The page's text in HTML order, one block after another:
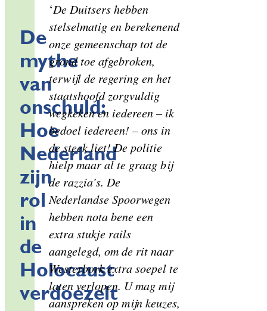
De
mythe
van
onschuld:
Hoe
Nederland
zijn
rol
in
de
Holocaust
verdoezelt
‘De Duitsers hebben
stelselmatig en berekenend
onze gemeenschap tot de
grond toe afgebroken,
terwijl de regering en het
staatshoofd zorgvuldig
wegkeken en iedereen – ik
bedoel iedereen! – ons in
de steek liet! De politie
hielp maar al te graag bij
de razzia’s. De
Nederlandse Spoorwegen
hebben nota bene een
extra stukje rails
aangelegd, om de rit naar
Westerbork extra soepel te
laten verlopen. U mag mij
aanspreken op mijn keuzes,